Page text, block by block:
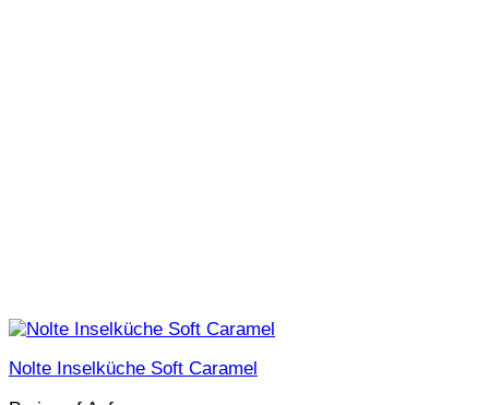
Nolte Inselküche Soft Caramel